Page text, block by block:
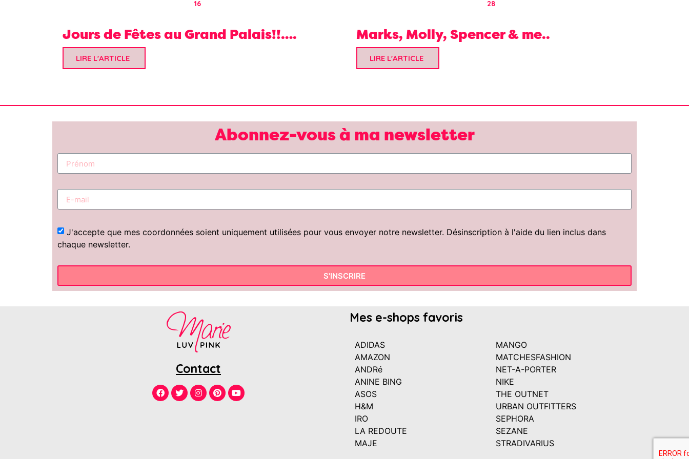
16
Jours de Fêtes au Grand Palais!!….
LIRE L'ARTICLE
28
Marks, Molly, Spencer & me..
LIRE L'ARTICLE
Abonnez-vous à ma newsletter
J'accepte que mes coordonnées soient uniquement utilisées pour vous envoyer notre newsletter. Désinscription à l'aide du lien inclus dans
chaque newsletter.
S'INSCRIRE
Contact
Mes e-shops favoris
ADIDAS
AMAZON
ANDRé
ANINE BING
ASOS
H&M
IRO
LA REDOUTE
MAJE
MANGO
MATCHESFASHION
NET-A-PORTER
NIKE
THE OUTNET
URBAN OUTFITTERS
SEPHORA
SEZANE
STRADIVARIUS